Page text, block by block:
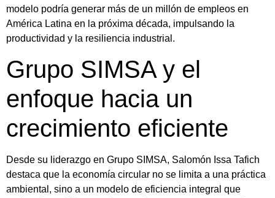
modelo podría generar más de un millón de empleos en
América Latina en la próxima década, impulsando la
productividad y la resiliencia industrial.
Grupo SIMSA y el
enfoque hacia un
crecimiento eficiente
Desde su liderazgo en Grupo SIMSA, Salomón Issa Tafich
destaca que la economía circular no se limita a una práctica
ambiental, sino a un modelo de eficiencia integral que